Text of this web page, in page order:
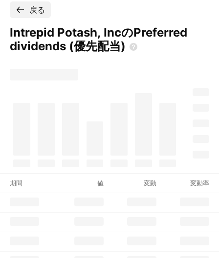
戻る
Intrepid Potash, IncのPreferred
dividends (優先配当)
期間 値 変動 変動率